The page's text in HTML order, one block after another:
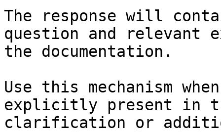
The response will
question and relevant
the documentation.
Use this mechanism
explicitly present in
clarification or